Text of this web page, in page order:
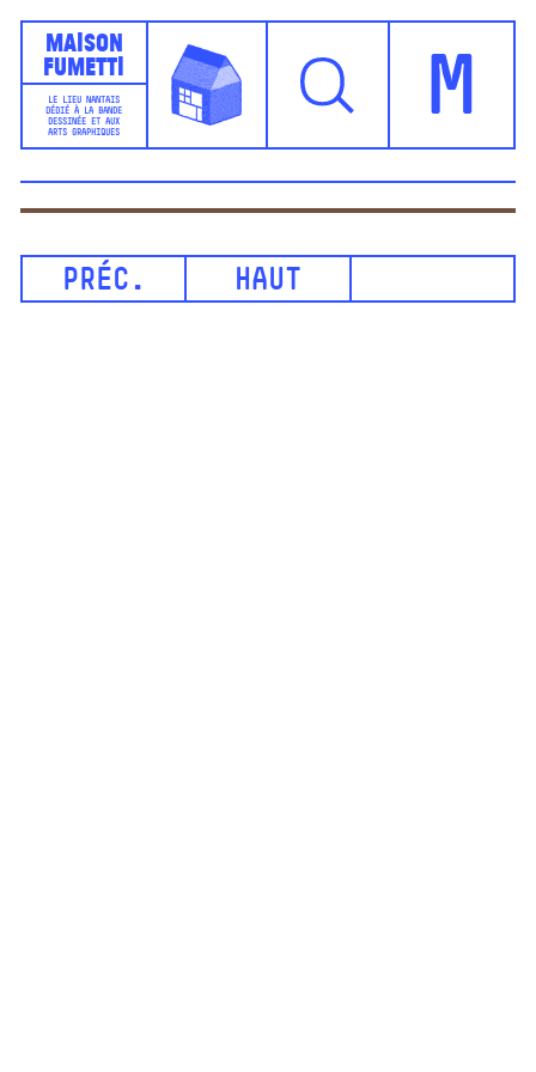
Maison
Fumetti
LE LIEU NANTAIS
DÉDIÉ À LA BANDE
DESSINÉE ET AUX
ARTS GRAPHIQUES
M
PRÉC. HAUT